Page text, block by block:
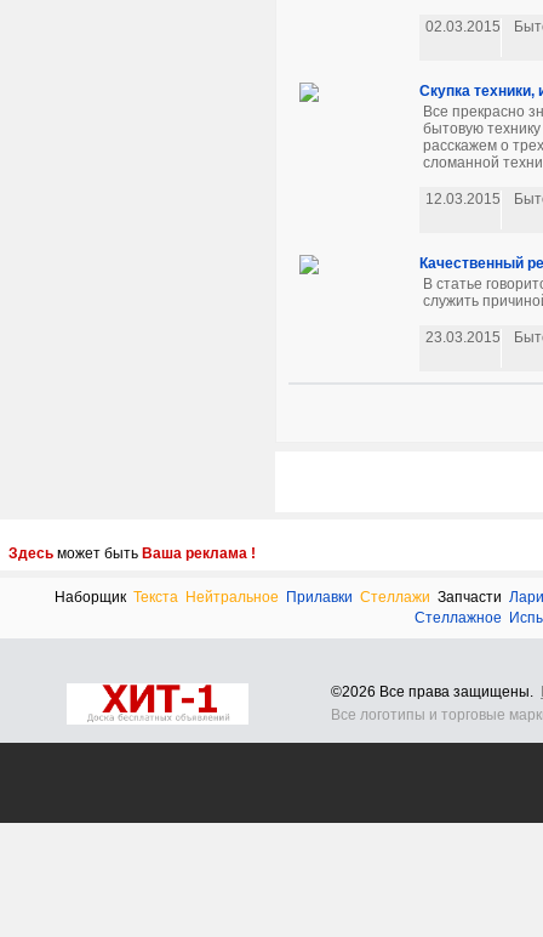
02.03.2015
Скупка техники,
Все прекрасно
бытовую
расскажем о
сломанной
12.03.2015
Качественный
В статье
служить
23.03.2015
Здесь может быть Ваша реклама !
Наборщик Текста Нейтральное Прилавки Стеллажи Запчасти Лари
Стеллажное
©2026 Все права защищены.
Все логотипы и торговые